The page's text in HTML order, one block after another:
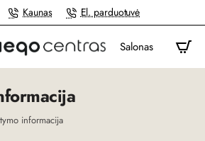
Kaunas El. parduotuvė
Salonas
informacija